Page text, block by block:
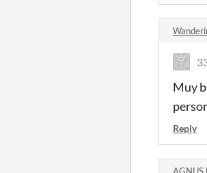
Muy
Reply
AGNUS